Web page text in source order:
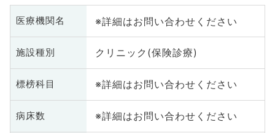
医療機関名 ※詳細はお問い合わせください
施設種別 クリニック(保険診療)
標榜科目 ※詳細はお問い合わせください
病床数 ※詳細はお問い合わせください